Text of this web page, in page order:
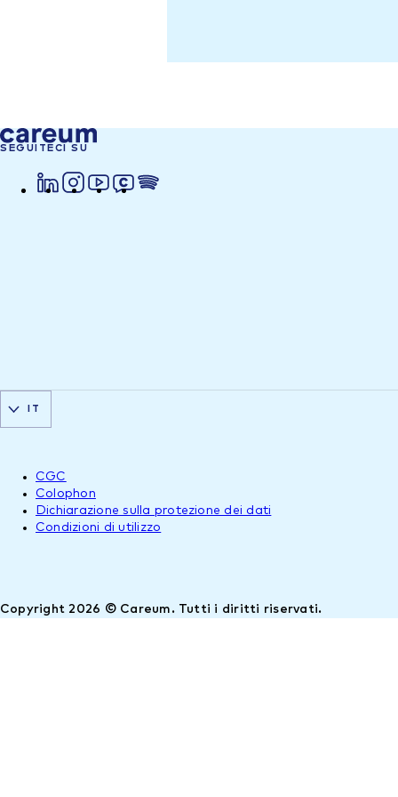
SEGUITECI SU
Copyright 2026 © Careum. Tutti i diritti riservati.
CGC
Colophon
Dichiarazione sulla protezione dei dati
Condizioni di utilizzo
IT